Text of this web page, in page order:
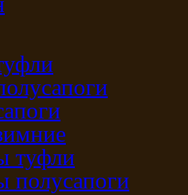
туфли
полусапоги